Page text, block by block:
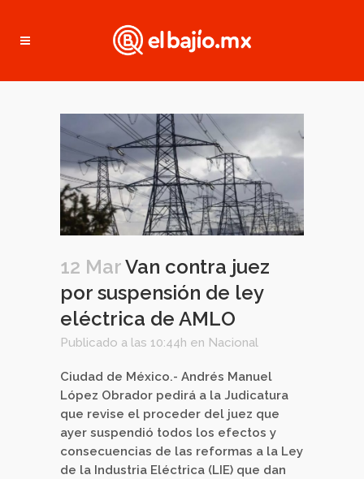
12 MarVan contra juez
por suspensión de ley
eléctrica de AMLO
Publicado a las 10:44h en Nacional
Ciudad de México.- Andrés Manuel
López Obrador pedirá a la Judicatura
que revise el proceder del juez que
ayer suspendió todos los efectos y
consecuencias de las reformas a la Ley
de la Industria Eléctrica (LIE) que dan